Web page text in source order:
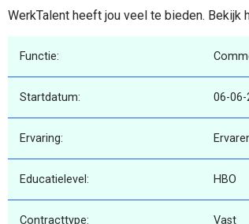
WerkTalent heeft jou veel te bieden. Bekijk
Functie:
Startdatum: 06-
Ervaring:
Educatielevel: HBO
Contracttype: Vast